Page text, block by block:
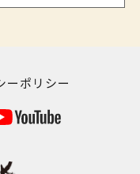
ーポリシー